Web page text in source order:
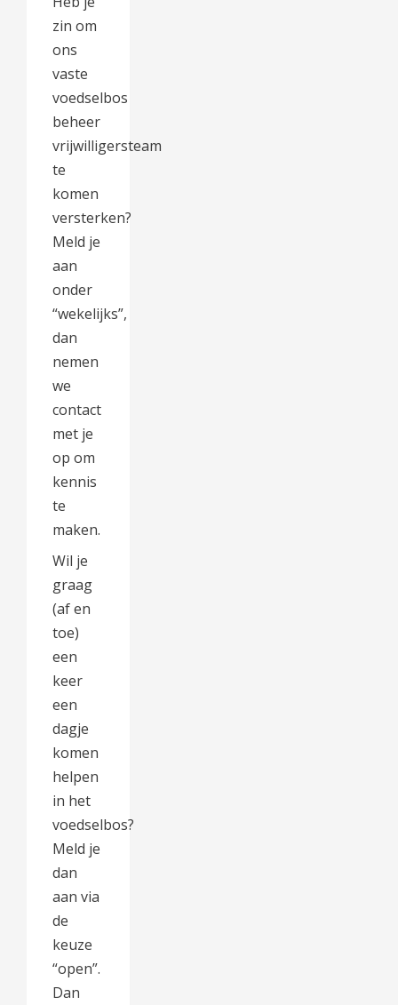
zin om
ons
vaste
voedselbos
beheer
vrijwilligersteam
te
komen
versterken?
Meld je
aan
onder
“wekelijks”,
dan
nemen
we
contact
met je
op om
kennis
te
maken.
Wil je
graag
(af en
toe)
een
keer
een
dagje
komen
helpen
in het
voedselbos?
Meld je
dan
aan via
de
keuze
“open”.
Dan
de
productpagina